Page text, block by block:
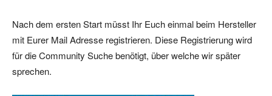
Nach dem ersten Start müsst Ihr Euch einmal beim Hersteller
mit Eurer Mail Adresse registrieren. Diese Registrierung wird
für die Community Suche benötigt, über welche wir später
sprechen.